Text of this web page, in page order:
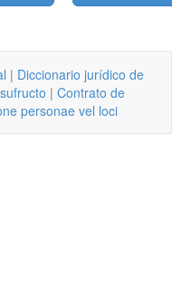
| Diccionario jurídico de
| Contrato de
personae vel loci